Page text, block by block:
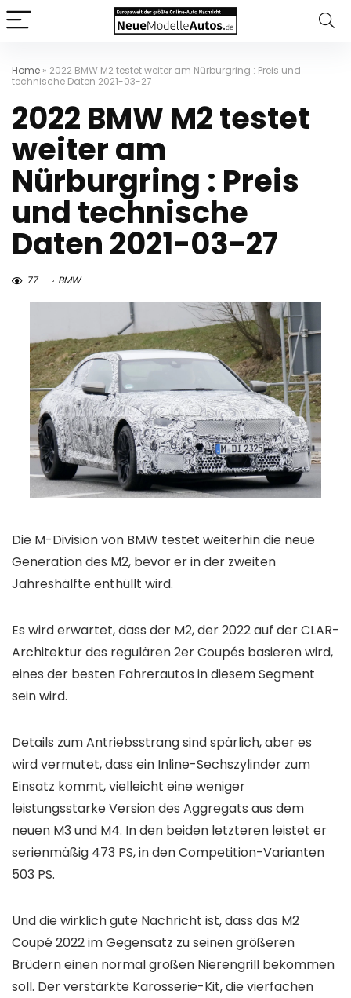
Home » 2022 BMW M2 testet weiter am Nürburgring : Preis und
technische Daten 2021-03-27
2022 BMW M2 testet
weiter am
Nürburgring : Preis
und technische
Daten 2021-03-27
77 BMW
Die M-Division von BMW testet weiterhin die neue
Generation des M2, bevor er in der zweiten
Jahreshälfte enthüllt wird.
Es wird erwartet, dass der M2, der 2022 auf der CLAR-
Architektur des regulären 2er Coupés basieren wird,
eines der besten Fahrerautos in diesem Segment
sein wird.
Details zum Antriebsstrang sind spärlich, aber es
wird vermutet, dass ein Inline-Sechszylinder zum
Einsatz kommt, vielleicht eine weniger
leistungsstarke Version des Aggregats aus dem
neuen M3 und M4. In den beiden letzteren leistet er
serienmäßig 473 PS, in den Competition-Varianten
503 PS.
Und die wirklich gute Nachricht ist, dass das M2
Coupé 2022 im Gegensatz zu seinen größeren
Brüdern einen normal großen Nierengrill bekommen
soll. Der verstärkte Karosserie-Kit, die vierfachen